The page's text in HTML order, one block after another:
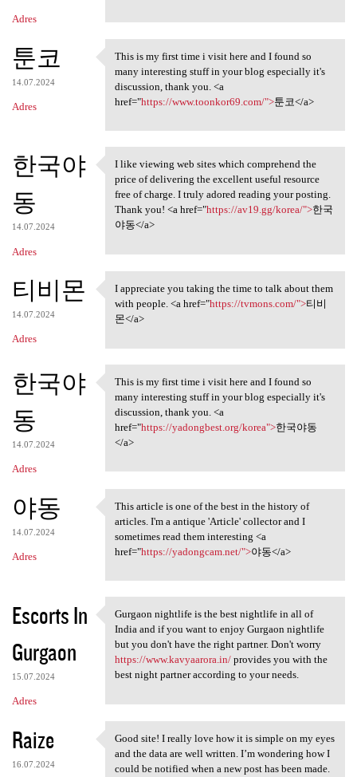
Adres
툰코
14.07.2024
Adres
This is my first time i visit
This is my first time i visit here and I found so
many interesting stuff in your blog especially it's
discussion, thank you. <a
href="https://www.toonkor69.com/">툰코</a>
한국야
동
14.07.2024
Adres
I like viewing web sites
I like viewing web sites which comprehend the
price of delivering the excellent useful resource
free of charge. I truly adored reading your posting.
Thank you! <a href="https://av19.gg/korea/">한국
야동</a>
티비몬
14.07.2024
Adres
I appreciate you taking the
I appreciate you taking the time to talk about them
with people. <a href="https://tvmons.com/">티비
몬</a>
한국야
동
14.07.2024
Adres
This is my first time i visit
This is my first time i visit here and I found so
many interesting stuff in your blog especially it's
discussion, thank you. <a
href="https://yadongbest.org/korea">한국야동
</a>
야동
14.07.2024
Adres
This article is one of the
This article is one of the best in the history of
articles. I'm a antique 'Article' collector and I
sometimes read them interesting <a
href="https://yadongcam.net/">야동</a>
Escorts In
Gurgaon
15.07.2024
Adres
Gurgaon nightlife is the best
Gurgaon nightlife is the best nightlife in all of
India and if you want to enjoy Gurgaon nightlife
but you don't have the right partner. Don't worry
https://www.kavyaarora.in/provides you with the
best night partner according to your needs.
Raize
16.07.2024
Good site! I really love how
Good site! I really love how it is simple on my eyes
and the data are well written. I’m wondering how I
could be notified when a new post has been made.